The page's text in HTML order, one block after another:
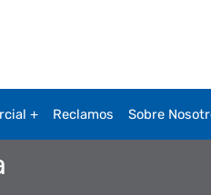
Reclamos Sobre